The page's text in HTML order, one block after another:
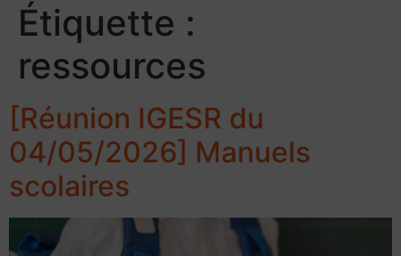
Étiquette :
ressources
[Réunion IGESR du
04/05/2026] Manuels
scolaires